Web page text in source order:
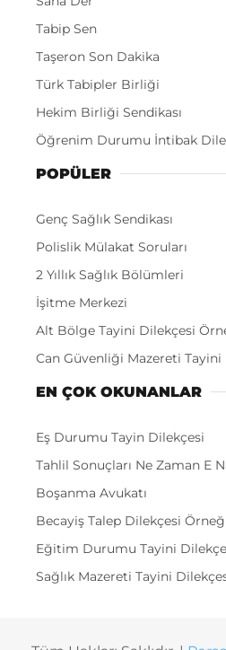
Tabip Sen
Taşeron Son Dakika
Türk Tabipler Birliği
Hekim Birliği Sendikası
Öğrenim Durumu İntibak
POPÜLER
Genç Sağlık Sendikası
Polislik Mülakat Soruları
2 Yıllık Sağlık Bölümleri
İşitme Merkezi
Alt Bölge Tayini Dilekçesi
Can Güvenliği Mazereti
EN ÇOK OKUNANLAR
Eş Durumu Tayin Dilekçesi
Tahlil Sonuçları Ne Zaman E
Boşanma Avukatı
Becayiş Talep Dilekçesi
Eğitim Durumu Tayini
Sağlık Mazereti Tayini